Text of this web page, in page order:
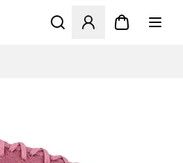
Abre un modal para iniciar